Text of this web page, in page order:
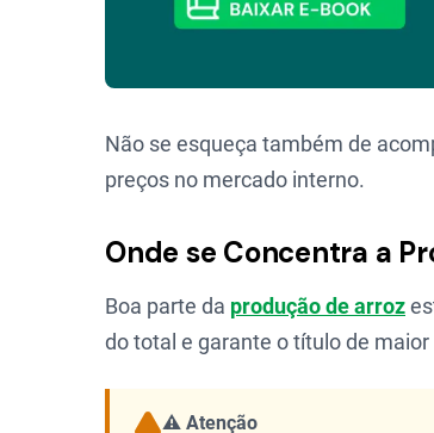
Não se esqueça também de
preços no mercado interno.
Onde se Concentra a
Boa parte da produção de arroz
do total e garante o título de
⚠️ Atenção